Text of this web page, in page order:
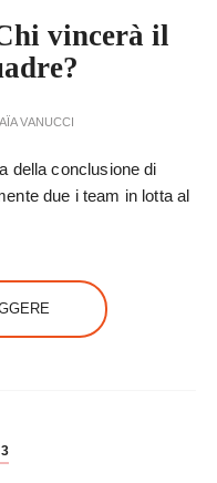
vincerà il
VANUCCI
della conclusione di
due i team in lotta al